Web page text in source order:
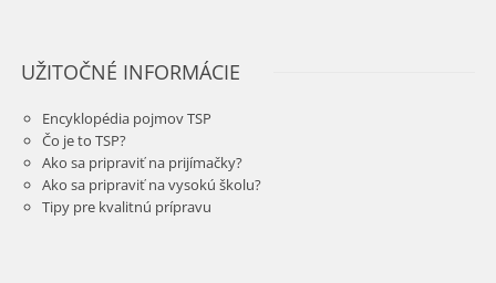
UŽITOČNÉ INFORMÁCIE
Encyklopédia pojmov TSP
Čo je to TSP?
Ako sa pripraviť na prijímačky?
Ako sa pripraviť na vysokú školu?
Tipy pre kvalitnú prípravu